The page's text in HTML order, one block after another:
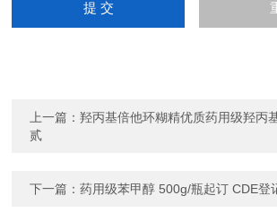
上一篇：羟丙基倍他环糊精优质药用级羟丙
贰
下一篇：药用级苯甲醇 500g/瓶起订 CDE登